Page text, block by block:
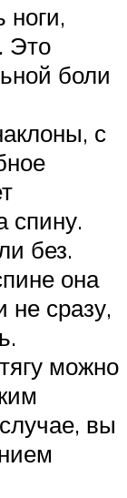
ноги,
Это
боли
с
спину.
без.
она
не сразу,
можно
вы